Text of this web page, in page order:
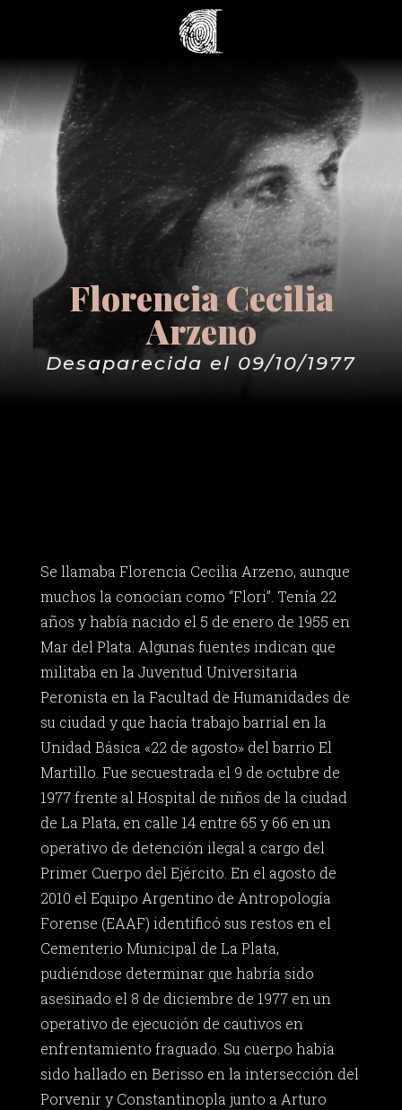
Florencia Cecilia
Arzeno
Desaparecida el 09/10/1977
Se llamaba Florencia Cecilia Arzeno, aunque
muchos la conocían como “Flori”. Tenía 22
años y había nacido el 5 de enero de 1955 en
Mar del Plata. Algunas fuentes indican que
militaba en la Juventud Universitaria
Peronista en la Facultad de Humanidades de
su ciudad y que hacía trabajo barrial en la
Unidad Básica «22 de agosto» del barrio El
Martillo. Fue secuestrada el 9 de octubre de
1977 frente al Hospital de niños de la ciudad
de La Plata, en calle 14 entre 65 y 66 en un
operativo de detención ilegal a cargo del
Primer Cuerpo del Ejército. En el agosto de
2010 el Equipo Argentino de Antropología
Forense (EAAF) identificó sus restos en el
Cementerio Municipal de La Plata,
pudiéndose determinar que habría sido
asesinado el 8 de diciembre de 1977 en un
operativo de ejecución de cautivos en
enfrentamiento fraguado. Su cuerpo había
sido hallado en Berisso en la intersección del
Porvenir y Constantinopla junto a Arturo